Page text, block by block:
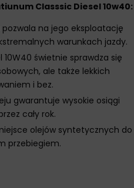
Classsic Diesel 10w40:
na jego eksploatację
warunkach jazdy.
świetnie sprawdza się
ale także lekkich
i bez.
gwarantuje wysokie osiągi
cały rok.
olejów syntetycznych do
przebiegiem.